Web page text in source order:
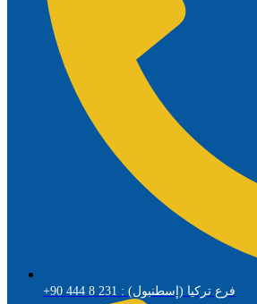
+90 444 8 231 : فرع تركيا (إسطنبول)